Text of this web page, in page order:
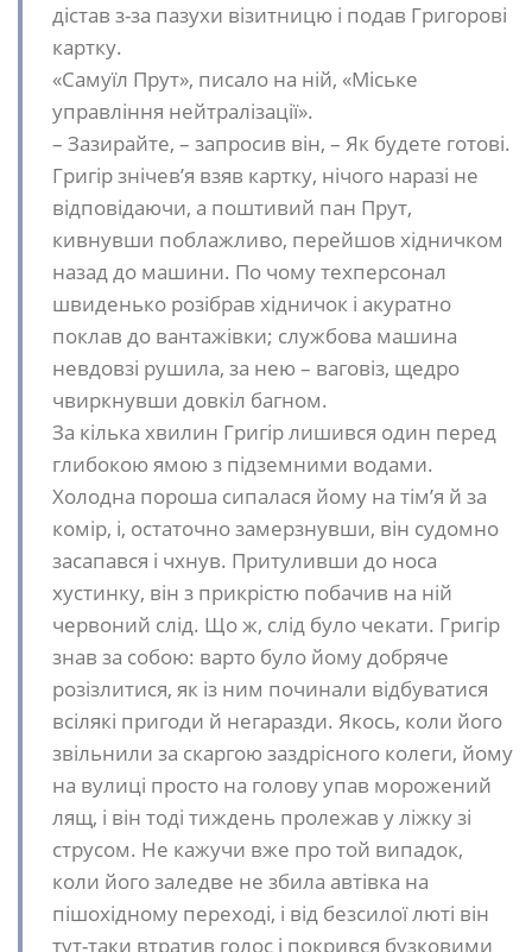
дістав з-за пазухи візитницю і подав Григорові
картку.
«Самуїл Прут», писало на ній, «Міське
управління нейтралізації».
– Зазирайте, – запросив він, – Як будете готові.
Григір знічев’я взяв картку, нічого наразі не
відповідаючи, а поштивий пан Прут,
кивнувши поблажливо, перейшов хідничком
назад до машини. По чому техперсонал
швиденько розібрав хідничок і акуратно
поклав до вантажівки; службова машина
невдовзі рушила, за нею – ваговіз, щедро
чвиркнувши довкіл багном.
За кілька хвилин Григір лишився один перед
глибокою ямою з підземними водами.
Холодна пороша сипалася йому на тім’я й за
комір, і, остаточно замерзнувши, він судомно
засапався і чхнув. Притуливши до носа
хустинку, він з прикрістю побачив на ній
червоний слід. Що ж, слід було чекати. Григір
знав за собою: варто було йому добряче
розізлитися, як із ним починали відбуватися
всілякі пригоди й негаразди. Якось, коли його
звільнили за скаргою заздрісного колеги, йому
на вулиці просто на голову упав морожений
лящ, і він тоді тиждень пролежав у ліжку зі
струсом. Не кажучи вже про той випадок,
коли його заледве не збила автівка на
пішохідному переході, і від безсилої люті він
тут-таки втратив голос і покрився бузковими